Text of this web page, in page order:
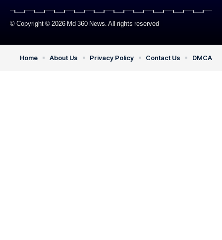
© Copyright © 2026 Md 360 News. All rights reserved
Home About Us Privacy Policy Contact Us DMCA